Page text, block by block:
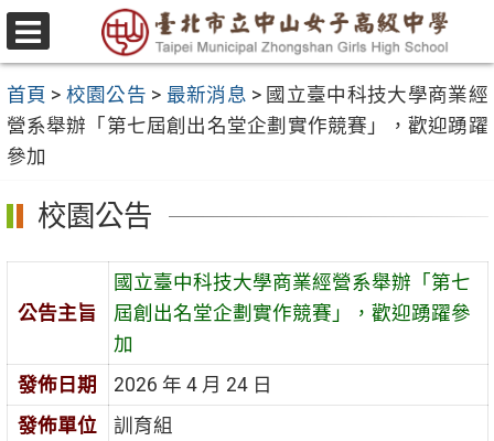
跳
至
要
內
容
區
選
單
首頁 > 校園公告 > 最新消息 > 國立臺中科技大學商業經
營系舉辦「第七屆創出名堂企劃實作競賽」，歡迎踴躍
參加
校園公告
公告主旨
國立臺中科技大學商業經營系舉辦「第七
屆創出名堂企劃實作競賽」，歡迎踴躍參
加
發佈日期
2026 年 4 月 24 日
發佈單位
訓育組